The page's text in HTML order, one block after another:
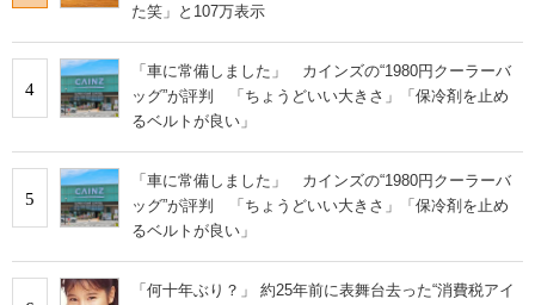
た笑」と107万表示
4
「車に常備しました」 カインズの“1980円クーラーバ
ッグ”が評判 「ちょうどいい大きさ」「保冷剤を止め
るベルトが良い」
5
「車に常備しました」 カインズの“1980円クーラーバ
ッグ”が評判 「ちょうどいい大きさ」「保冷剤を止め
るベルトが良い」
「何十年ぶり？」 約25年前に表舞台去った“消費税アイ